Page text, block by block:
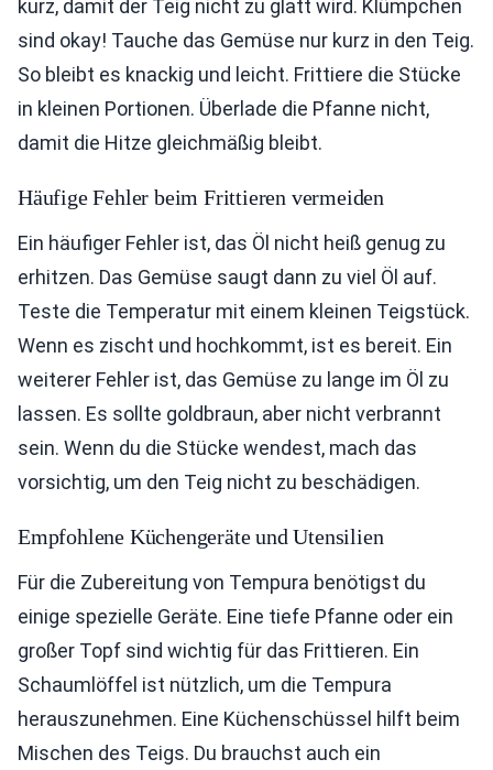
kurz, damit der Teig nicht zu glatt wird. Klümpchen
sind okay! Tauche das Gemüse nur kurz in den Teig.
So bleibt es knackig und leicht. Frittiere die Stücke
in kleinen Portionen. Überlade die Pfanne nicht,
damit die Hitze gleichmäßig bleibt.
Häufige Fehler beim Frittieren vermeiden
Ein häufiger Fehler ist, das Öl nicht heiß genug zu
erhitzen. Das Gemüse saugt dann zu viel Öl auf.
Teste die Temperatur mit einem kleinen Teigstück.
Wenn es zischt und hochkommt, ist es bereit. Ein
weiterer Fehler ist, das Gemüse zu lange im Öl zu
lassen. Es sollte goldbraun, aber nicht verbrannt
sein. Wenn du die Stücke wendest, mach das
vorsichtig, um den Teig nicht zu beschädigen.
Empfohlene Küchengeräte und Utensilien
Für die Zubereitung von Tempura benötigst du
einige spezielle Geräte. Eine tiefe Pfanne oder ein
großer Topf sind wichtig für das Frittieren. Ein
Schaumlöffel ist nützlich, um die Tempura
herauszunehmen. Eine Küchenschüssel hilft beim
Mischen des Teigs. Du brauchst auch ein